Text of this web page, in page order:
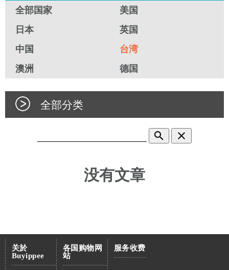
全部国家
美国
日本
英国
中国
台湾
澳洲
德国
全部分类
search clear
没有文章
关於
Buyippee
各国购物网
站
服务收费